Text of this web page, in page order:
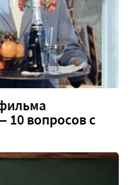
10 вопросов с